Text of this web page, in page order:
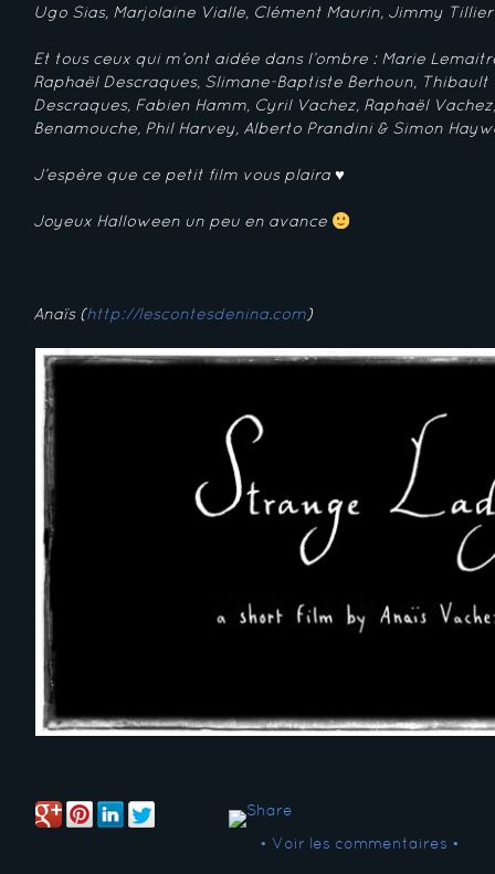
Ugo Sias, Marjolaine Vialle, Clément Maurin, Jimmy
Et tous ceux qui m’ont aidée dans l’ombre : Marie
Raphaël Descraques, Slimane-Baptiste Berhoun,
Descraques, Fabien Hamm, Cyril Vachez, Raphaël
Benamouche, Phil Harvey, Alberto Prandini & Simon
J’espère que ce petit film vous plaira ♥
Joyeux Halloween un peu en avance
Anaïs (http://lescontesdenina.com)
• Voir les commentaires •